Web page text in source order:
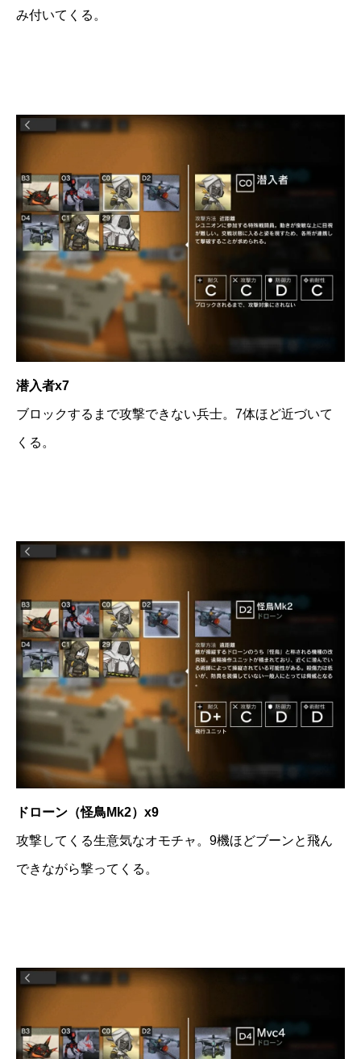
み付いてくる。
潜入者x7
ブロックするまで攻撃できない兵士。7体ほど近づいて
くる。
ドローン（怪鳥Mk2）x9
攻撃してくる生意気なオモチャ。9機ほどブーンと飛ん
できながら撃ってくる。